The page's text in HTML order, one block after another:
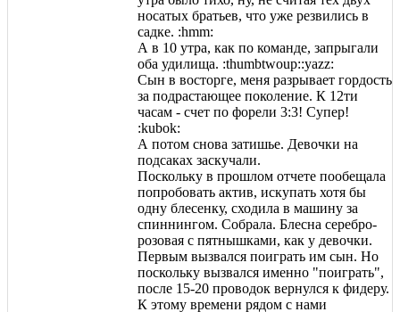
носатых братьев, что уже резвились в
садке. :hmm:
А в 10 утра, как по команде, запрыгали
оба удилища. :thumbtwoup::yazz:
Сын в восторге, меня разрывает гордость
за подрастающее поколение. К 12ти
часам - счет по форели 3:3! Супер!
:kubok:
А потом снова затишье. Девочки на
подсаках заскучали.
Поскольку в прошлом отчете пообещала
попробовать актив, искупать хотя бы
одну блесенку, сходила в машину за
спиннингом. Собрала. Блесна серебро-
розовая с пятнышками, как у девочки.
Первым вызвался поиграть им сын. Но
поскольку вызвался именно "поиграть",
после 15-20 проводок вернулся к фидеру.
К этому времени рядом с нами